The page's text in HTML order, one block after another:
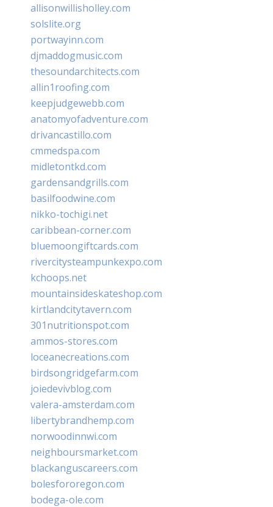
allisonwillisholley.com
solslite.org
portwayinn.com
djmaddogmusic.com
thesoundarchitects.com
allin1roofing.com
keepjudgewebb.com
anatomyofadventure.com
drivancastillo.com
cmmedspa.com
midletontkd.com
gardensandgrills.com
basilfoodwine.com
nikko-tochigi.net
caribbean-corner.com
bluemoongiftcards.com
rivercitysteampunkexpo.com
kchoops.net
mountainsideskateshop.com
kirtlandcitytavern.com
301nutritionspot.com
ammos-stores.com
loceanecreations.com
birdsongridgefarm.com
joiedevivblog.com
valera-amsterdam.com
libertybrandhemp.com
norwoodinnwi.com
neighboursmarket.com
blackanguscareers.com
bolesfororegon.com
bodega-ole.com